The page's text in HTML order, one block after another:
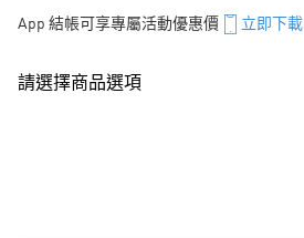
App 結帳可享專屬活動優惠價 立即下載
請選擇商品選項